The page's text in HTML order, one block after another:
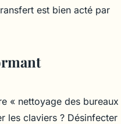
est bien acté par
« nettoyage des bureaux
les claviers ? Désinfecter